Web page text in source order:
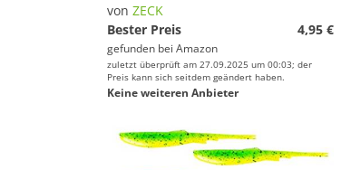
von ZECK
Bester Preis
4,95 €
gefunden bei Amazon
zuletzt überprüft am 27.09.2025 um 00:03; der
Preis kann sich seitdem geändert haben.
Keine weiteren Anbieter